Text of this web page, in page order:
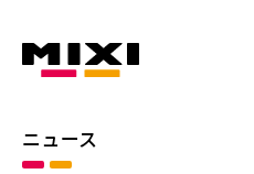
ニュース